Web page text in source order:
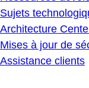
Sujets
Architecture
Mises à jour de
Assistance clients